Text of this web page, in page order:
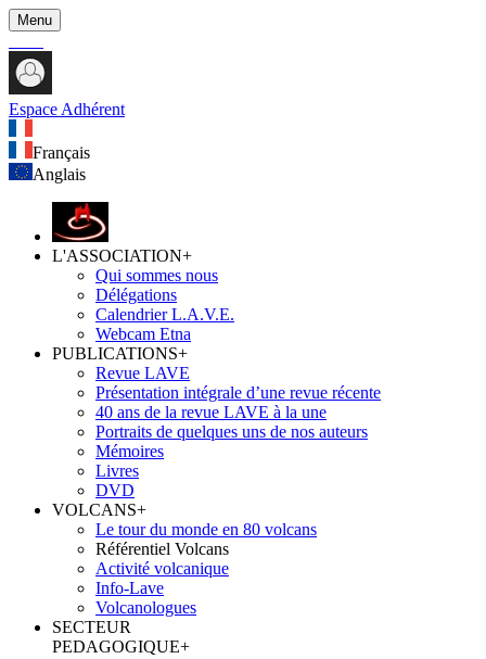
Menu
Espace Adhérent
Français
Anglais
L'ASSOCIATION+
Qui sommes nous
Délégations
Calendrier L.A.V.E.
Webcam Etna
PUBLICATIONS+
Revue LAVE
Présentation intégrale d’une revue récente
40 ans de la revue LAVE à la une
Portraits de quelques uns de nos auteurs
Mémoires
Livres
DVD
VOLCANS+
Le tour du monde en 80 volcans
Référentiel Volcans
Activité volcanique
Info-Lave
Volcanologues
SECTEUR
PEDAGOGIQUE+